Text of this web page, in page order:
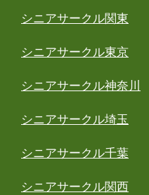
シニアサークル関東
シニアサークル東京
シニアサークル神奈川
シニアサークル埼玉
シニアサークル千葉
シニアサークル関西